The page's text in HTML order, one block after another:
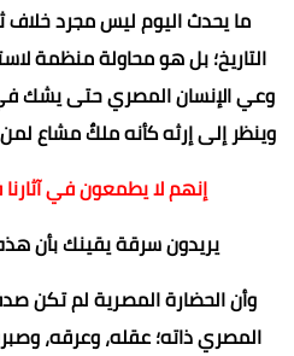
ما يحدث اليوم ليس مجرد خلاف
التاريخ؛ بل هو محاولة منظمة
وعي الإنسان المصري حتى يشك
وينظر إلى إرثه كأنه ملكٌ مشاع
إنهم لا يطمعون في
يريدون سرقة يقينك بأن
وأن الحضارة المصرية لم تكن
المصري ذاته؛ عقله، وعرقه،